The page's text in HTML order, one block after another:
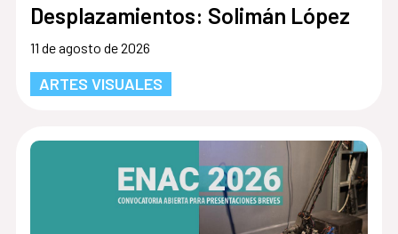
Desplazamientos: Solimán López
11 de agosto de 2026
ARTES VISUALES